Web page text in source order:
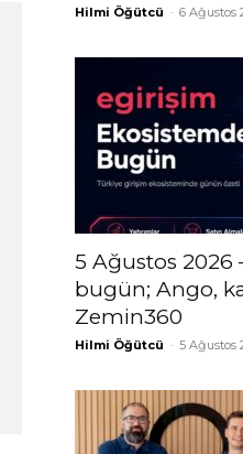
Hilmi Öğütcü - 6 Ağustos
5 Ağustos 2026
bugün; Ango,
Zemin360
Hilmi Öğütcü - 5 Ağustos